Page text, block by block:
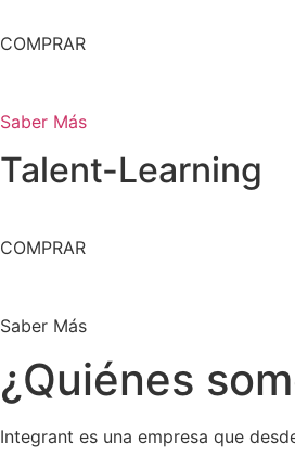
COMPRAR
Saber Más
Talent-Learning
COMPRAR
Saber Más
¿Quiénes
Integrant es una empresa que